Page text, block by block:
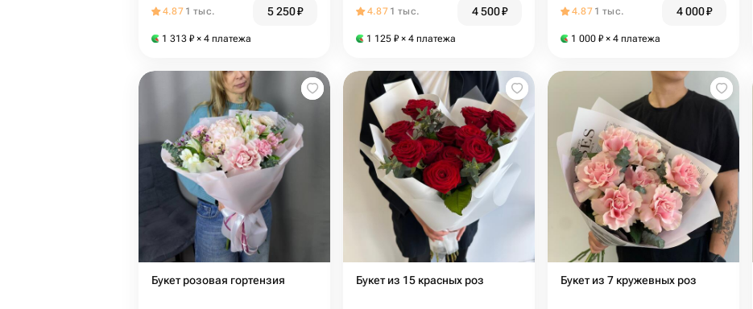
4.87 1 тыс. 5 250₽
1 313 ₽ × 4 платежа
4.87 1 тыс. 4 500₽
1 125 ₽ × 4 платежа
4.87 1 тыс. 4 000₽
1 000 ₽ × 4 платежа
Букет розовая гортензия Букет из 15 красных роз Букет из 7 кружевных роз